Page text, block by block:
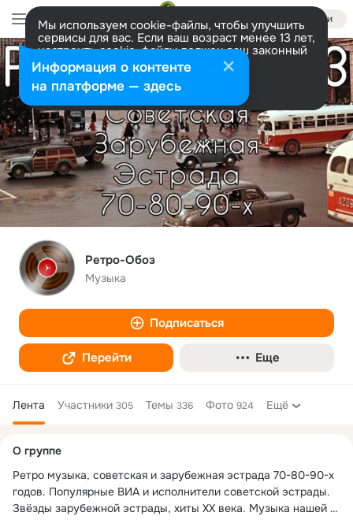
Войти
Мы используем cookie-файлы, чтобы улучшить
сервисы для вас. Если ваш возраст менее 13 лет,
настроить cookie-файлы должен ваш законный
представитель. Больше информации
Разрешить все Настроить
Ретро-Обоз
Музыка
Подписаться
Перейти Еще
Лента Участники 305 Темы 336 Фото 924 Ещё
колонка
О группе
Ретро музыка, советская и зарубежная эстрада 70-80-90-х
годов. Популярные ВИА и исполнители советской эстрады.
Звёзды зарубежной эстрады, хиты XX века. Музыка нашей
Информация о контенте
на платформе — здесь